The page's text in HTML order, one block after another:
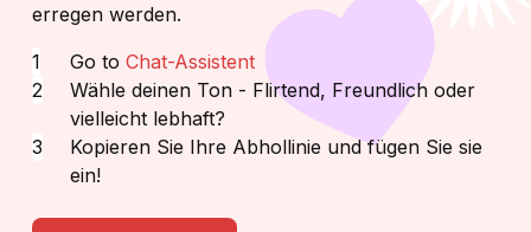
erregen werden.
Go to Chat-Assistent
Wähle deinen Ton - Flirtend, Freundlich oder
vielleicht lebhaft?
Kopieren Sie Ihre Abhollinie und fügen Sie sie
ein!